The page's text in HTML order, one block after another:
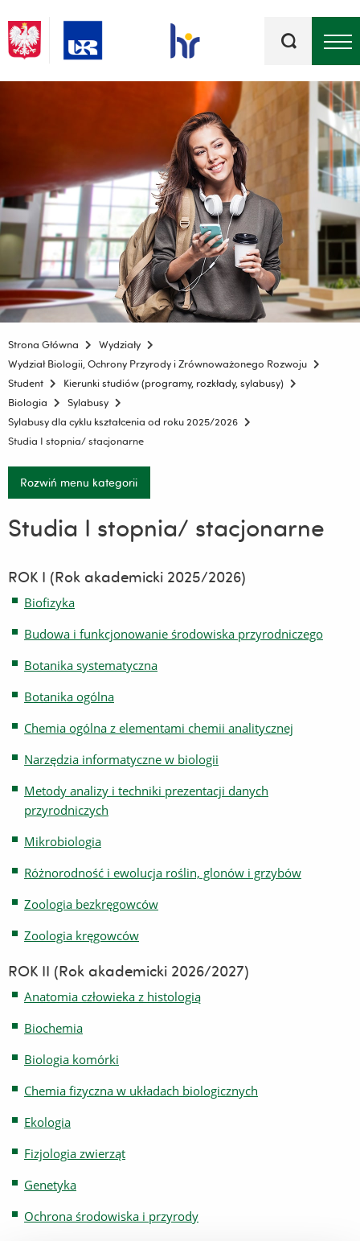
kluczowe
Strona Główna
Wydziały
Wydział Biologii, Ochrony Przyrody i Zrównoważonego Rozwoju
Student
Kierunki studiów (programy, rozkłady, sylabusy)
Biologia
Sylabusy
Sylabusy dla cyklu kształcenia od roku 2025/2026
Studia I stopnia/ stacjonarne
Rozwiń menu kategorii
Studia I stopnia/ stacjonarne
ROK I (Rok akademicki 2025/2026)
Biofizyka
Budowa i funkcjonowanie środowiska przyrodniczego
Botanika systematyczna
Botanika ogólna
Chemia ogólna z elementami chemii analitycznej
Narzędzia informatyczne w biologii
Metody analizy i techniki prezentacji danych
przyrodniczych
Mikrobiologia
Różnorodność i ewolucja roślin, glonów i grzybów
Zoologia bezkręgowców
Zoologia kręgowców
ROK II (Rok akademicki 2026/2027)
Anatomia człowieka z histologią
Biochemia
Biologia komórki
Chemia fizyczna w układach biologicznych
Ekologia
Fizjologia zwierząt
Genetyka
Ochrona środowiska i przyrody